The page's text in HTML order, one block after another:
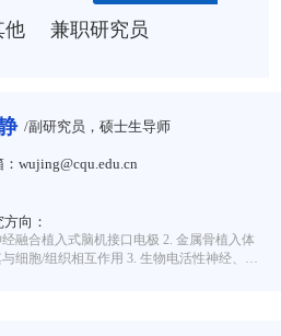
他 兼职研究员
/副研究员，硕士生导师
：wujing@cqu.edu.cn
向：
经融合植入式脑机接口电极 2. 金属骨植入体
与细胞/组织相互作用 3. 生物电活性神经、骨